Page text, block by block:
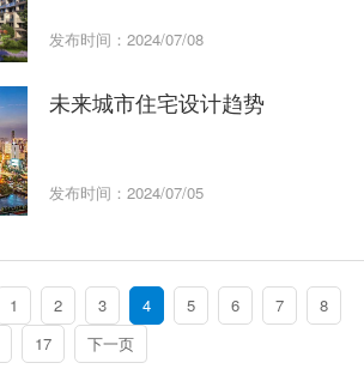
发布时间：2024/07/08
未来城市住宅设计趋势
发布时间：2024/07/05
1 2 3 4 5 6 7
8
17 下一页